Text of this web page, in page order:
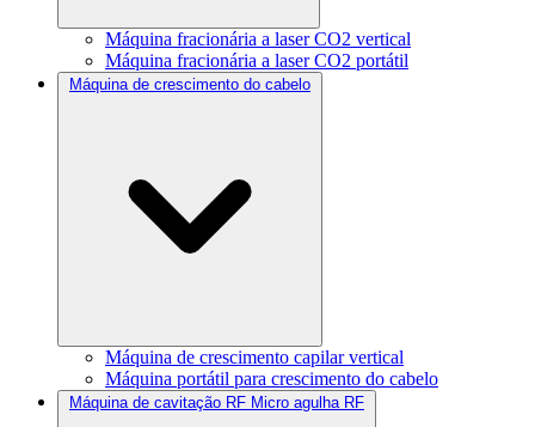
Máquina fracionária a laser CO2 vertical
Máquina fracionária a laser CO2 portátil
Máquina de crescimento do cabelo
Máquina de crescimento capilar vertical
Máquina portátil para crescimento do cabelo
Máquina de cavitação RF Micro agulha RF